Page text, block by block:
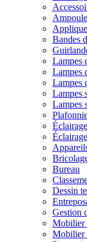
Bandes
Lampes
Lampes
Lampes
Lampes
Lampes
Bureau
Dessin
Gestion
Mobilier
Mobilier